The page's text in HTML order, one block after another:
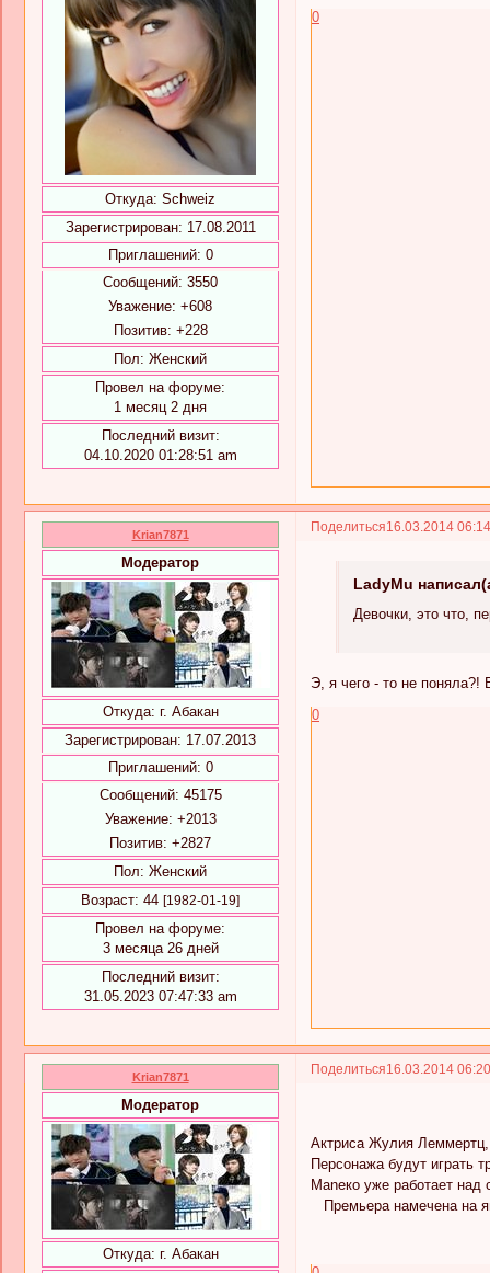
Откуда: Schweiz
Зарегистрирован: 17.08.2011
Приглашений: 0
Сообщений: 3550
Уважение: +608
Позитив: +228
Пол: Женский
Провел на форуме:
1 месяц 2 дня
Последний визит:
04.10.2020 01:28:51 am
0
Поделиться16.03.2014
Krian7871
Модератор
Откуда: г. Абакан
Зарегистрирован: 17.07.2013
Приглашений: 0
Сообщений: 45175
Уважение: +2013
Позитив: +2827
Пол: Женский
Возраст: 44 [1982-01-19]
Провел на форуме:
3 месяца 26 дней
Последний визит:
31.05.2023 07:47:33 am
LadyMu
Девочки, это что,
Э, я чего - то не
0
Поделиться16.03.2014
Krian7871
Модератор
Откуда: г. Абакан
Актриса Жулия Леммертц,
Персонажа будут играть
Maneкo уже работает над
Премьера намечена на